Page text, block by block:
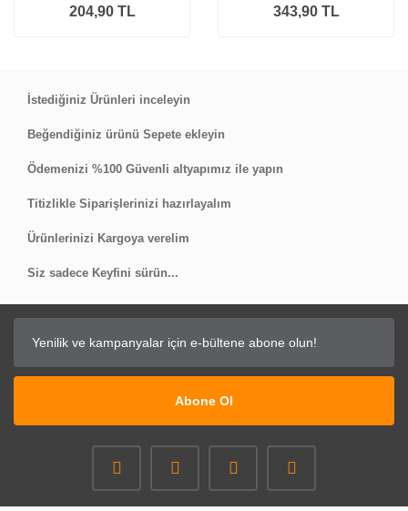
204,90 TL 343,90 TL
İstediğiniz Ürünleri inceleyin
Beğendiğiniz ürünü Sepete ekleyin
Ödemenizi %100 Güvenli altyapımız ile yapın
Titizlikle Siparişlerinizi hazırlayalım
Ürünlerinizi Kargoya verelim
Siz sadece Keyfini sürün...
Abone Ol